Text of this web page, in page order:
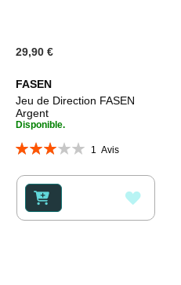
29,90 €
FASEN
Jeu de Direction FASEN
Argent
Disponible.
Évaluation:
1 Avis
À